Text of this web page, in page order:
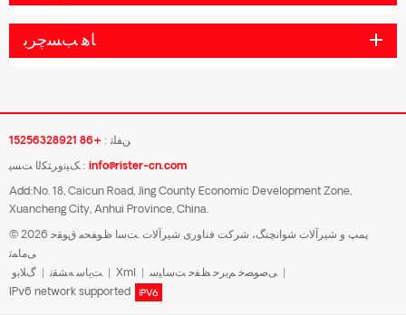
ﺎﻫ ﺐﺴﭼﺮﺑ
ﻦﻔﻠﺗ : +86 15256328921
ﮏﯿﻧﻭﺮﺘﮑﻟﺍ ﺖﺴﭘ : info@rister-cn.com
Add:No. 18, Caicun Road, Jing County Economic Development Zone,
Xuancheng City, Anhui Province, China.
© 2026 پمپ و شیرآلات شوانچنگ، شرکت فناوری شیرآلات .ﺖﺳﺍ ﻅﻮﻔﺤﻣ ﻕﻮﻘﺣ
ﯽﻣﺎﻤﺗ
ﮒﻼ ﺑﻭ
ﺖﯾﺎﺳ ﻪﺸﻘﻧ Xml ﯽﺻﻮﺼﺧ ﻢﯾﺮﺣ ﻆﻔﺣ ﺖﺳﺎﯿﺳ
IPv6 network supported